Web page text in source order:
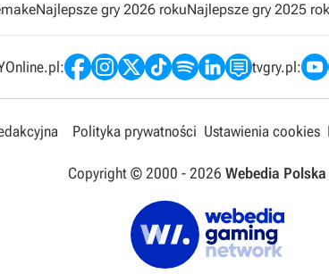
Najlepsze gry 2026 rokuNajlepsze gry 2025
tvgry.pl:
Polityka prywatności Ustawienia cookies
Copyright © 2000 - 2026 Webedia Polska